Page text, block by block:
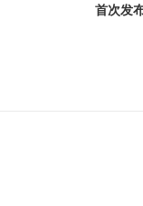
首次发